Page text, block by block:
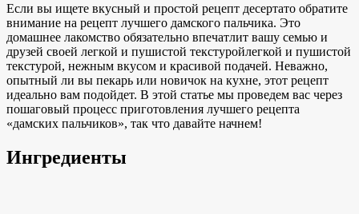
Если вы ищете вкусный и простой рецепт десертато обратите
внимание на рецепт лучшего дамского пальчика. Это
домашнее лакомство обязательно впечатлит вашу семью и
друзей своей легкой и пушистой текстуройлегкой и пушистой
текстурой, нежным вкусом и красивой подачей. Неважно,
опытный ли вы пекарь или новичок на кухне, этот рецепт
идеально вам подойдет. В этой статье мы проведем вас через
пошаговый процесс приготовления лучшего рецепта
«дамских пальчиков», так что давайте начнем!
Ингредиенты